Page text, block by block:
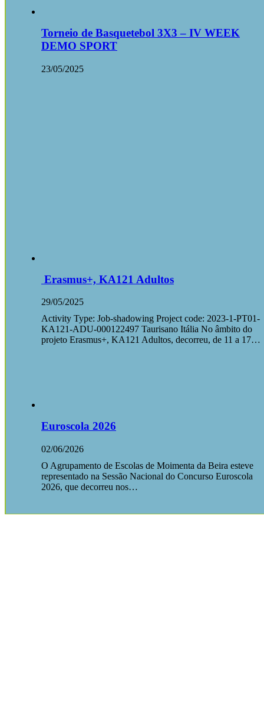
Torneio de Basquetebol 3X3 – IV WEEK
DEMO SPORT
23/05/2025
Erasmus+, KA121 Adultos
29/05/2025
Activity Type: Job-shadowing Project code: 2023-1-PT01-
KA121-ADU-000122497 Taurisano Itália No âmbito do
projeto Erasmus+, KA121 Adultos, decorreu, de 11 a 17…
Euroscola 2026
02/06/2026
O Agrupamento de Escolas de Moimenta da Beira esteve
representado na Sessão Nacional do Concurso Euroscola
2026, que decorreu nos…